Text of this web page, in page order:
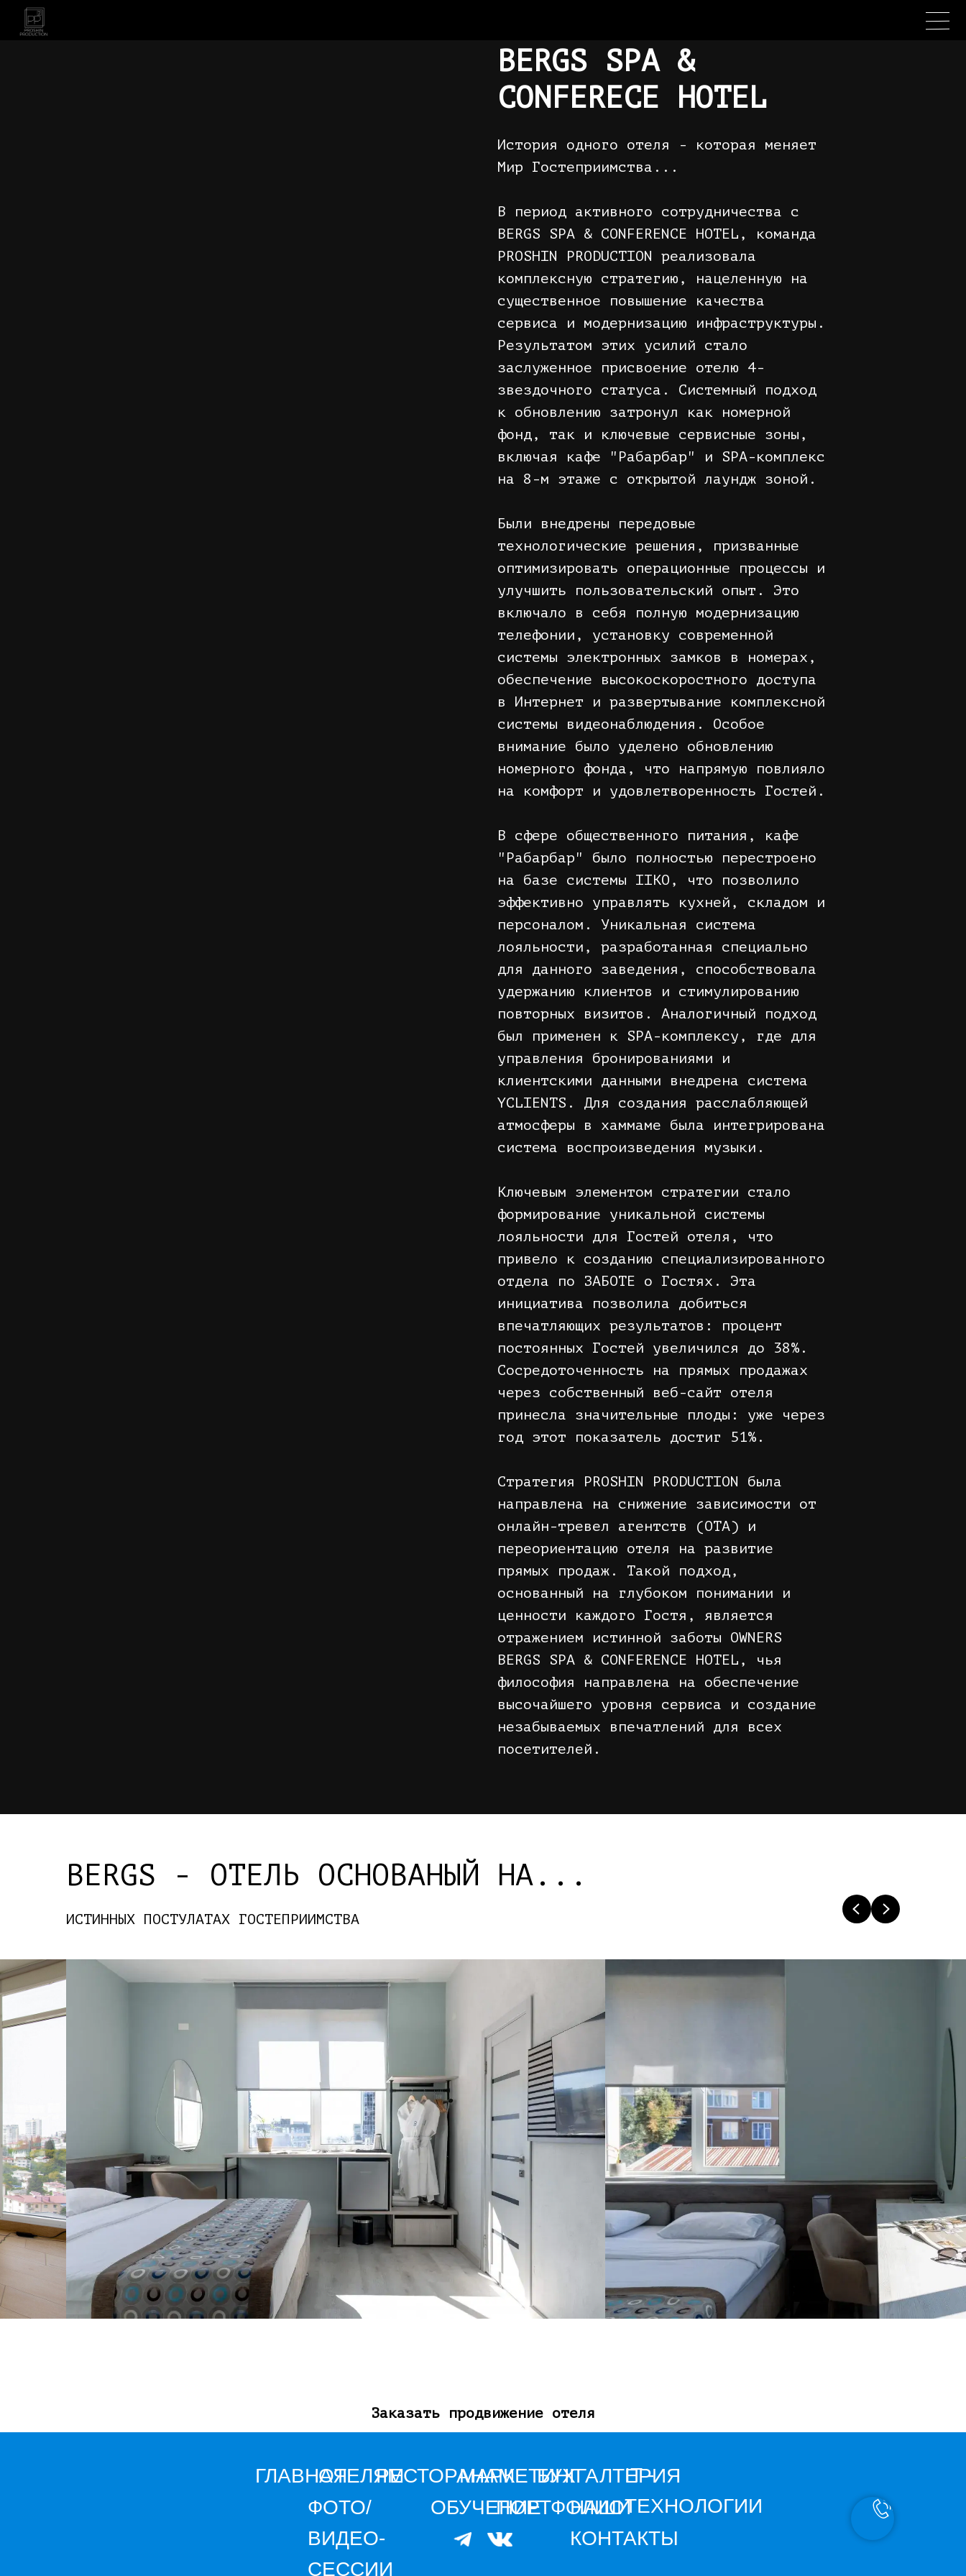
BERGS SPA &
CONFERECE HOTEL
История одного отеля - которая меняет
Мир Гостеприимства...
В период активного сотрудничества с
BERGS SPA & CONFERENCE HOTEL, команда
PROSHIN PRODUCTION реализовала
комплексную стратегию, нацеленную на
существенное повышение качества
сервиса и модернизацию инфраструктуры.
Результатом этих усилий стало
заслуженное присвоение отелю 4-
звездочного статуса. Системный подход
к обновлению затронул как номерной
фонд, так и ключевые сервисные зоны,
включая кафе "Рабарбар" и SPA-комплекс
на 8-м этаже с открытой лаундж зоной.
Были внедрены передовые
технологические решения, призванные
оптимизировать операционные процессы и
улучшить пользовательский опыт. Это
включало в себя полную модернизацию
телефонии, установку современной
системы электронных замков в номерах,
обеспечение высокоскоростного доступа
в Интернет и развертывание комплексной
системы видеонаблюдения. Особое
внимание было уделено обновлению
номерного фонда, что напрямую повлияло
на комфорт и удовлетворенность Гостей.
В сфере общественного питания, кафе
"Рабарбар" было полностью перестроено
на базе системы IIKO, что позволило
эффективно управлять кухней, складом и
персоналом. Уникальная система
лояльности, разработанная специально
для данного заведения, способствовала
удержанию клиентов и стимулированию
повторных визитов. Аналогичный подход
был применен к SPA-комплексу, где для
управления бронированиями и
клиентскими данными внедрена система
YCLIENTS. Для создания расслабляющей
атмосферы в хаммаме была интегрирована
система воспроизведения музыки.
Ключевым элементом стратегии стало
формирование уникальной системы
лояльности для Гостей отеля, что
привело к созданию специализированного
отдела по ЗАБОТЕ о Гостях. Эта
инициатива позволила добиться
впечатляющих результатов: процент
постоянных Гостей увеличился до 38%.
Сосредоточенность на прямых продажах
через собственный веб-сайт отеля
принесла значительные плоды: уже через
год этот показатель достиг 51%.
Стратегия PROSHIN PRODUCTION была
направлена на снижение зависимости от
онлайн-тревел агентств (OTA) и
переориентацию отеля на развитие
прямых продаж. Такой подход,
основанный на глубоком понимании и
ценности каждого Гостя, является
отражением истинной заботы OWNERS
BERGS SPA & CONFERENCE HOTEL, чья
философия направлена на обеспечение
высочайшего уровня сервиса и создание
незабываемых впечатлений для всех
посетителей.
BERGS - ОТЕЛЬ ОСНОВАНЫЙ НА...
ИСТИННЫХ ПОСТУЛАТАХ ГОСТЕПРИИМСТВА
Заказать продвижение отеля
МАРКЕТИНГБУХГАЛТЕРИЯ
IT -
ТЕХНОЛОГИИ
РЕСТОРАНАМ
ПОРТФОЛИО
НАШИ
КОНТАКТЫ
ОТЕЛЯМ
ГЛАВНАЯ
ФОТО/
ВИДЕО-
СЕССИИ
ОБУЧЕНИЕ